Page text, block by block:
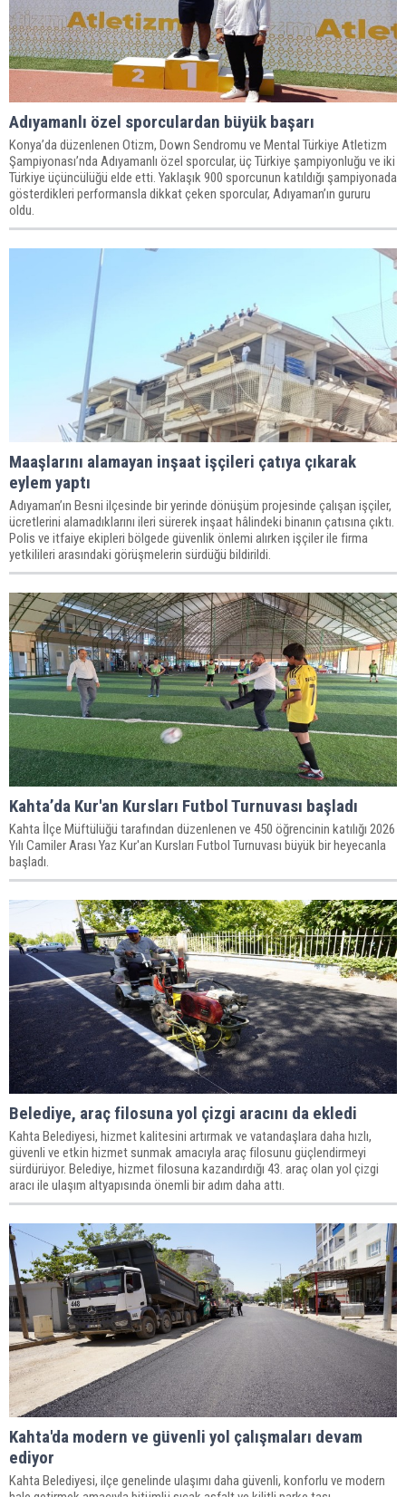
Adıyamanlı özel sporculardan büyük başarı
Konya’da düzenlenen Otizm, Down Sendromu ve Mental Türkiye Atletizm
Şampiyonası’nda Adıyamanlı özel sporcular, üç Türkiye şampiyonluğu ve iki
Türkiye üçüncülüğü elde etti. Yaklaşık 900 sporcunun katıldığı şampiyonada
gösterdikleri performansla dikkat çeken sporcular, Adıyaman’ın gururu
oldu.
Maaşlarını alamayan inşaat işçileri çatıya çıkarak
eylem yaptı
Adıyaman’ın Besni ilçesinde bir yerinde dönüşüm projesinde çalışan işçiler,
ücretlerini alamadıklarını ileri sürerek inşaat hâlindeki binanın çatısına çıktı.
Polis ve itfaiye ekipleri bölgede güvenlik önlemi alırken işçiler ile firma
yetkilileri arasındaki görüşmelerin sürdüğü bildirildi.
Kahta’da Kur'an Kursları Futbol Turnuvası başladı
Kahta İlçe Müftülüğü tarafından düzenlenen ve 450 öğrencinin katılığı 2026
Yılı Camiler Arası Yaz Kur'an Kursları Futbol Turnuvası büyük bir heyecanla
başladı.
Belediye, araç filosuna yol çizgi aracını da ekledi
Kahta Belediyesi, hizmet kalitesini artırmak ve vatandaşlara daha hızlı,
güvenli ve etkin hizmet sunmak amacıyla araç filosunu güçlendirmeyi
sürdürüyor. Belediye, hizmet filosuna kazandırdığı 43. araç olan yol çizgi
aracı ile ulaşım altyapısında önemli bir adım daha attı.
Kahta'da modern ve güvenli yol çalışmaları devam
ediyor
Kahta Belediyesi, ilçe genelinde ulaşımı daha güvenli, konforlu ve modern